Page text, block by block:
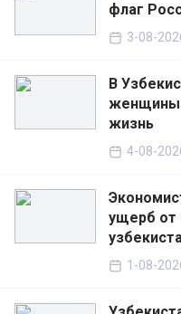
флаг
3-08-
В
женщины
жизнь
4-08-
ущерб от
1-08-